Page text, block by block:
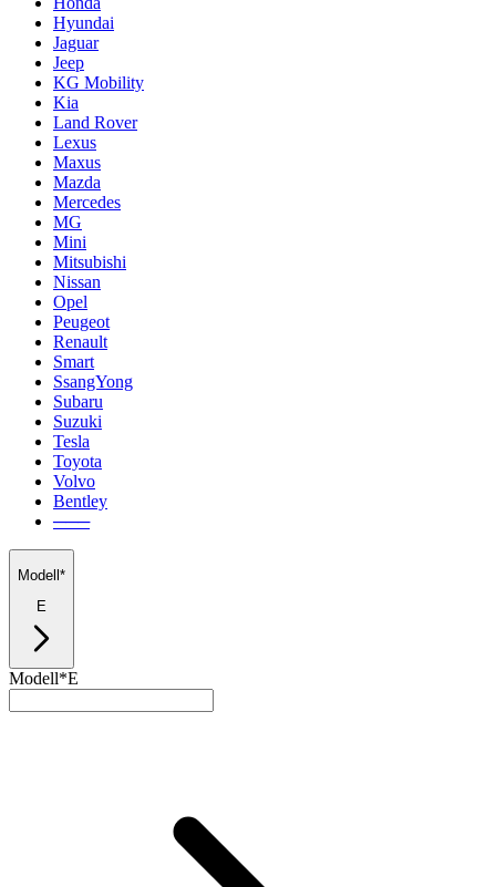
Hyundai
Jaguar
Jeep
KG Mobility
Kia
Land Rover
Lexus
Maxus
Mazda
Mercedes
MG
Mini
Mitsubishi
Nissan
Opel
Peugeot
Renault
Smart
SsangYong
Subaru
Suzuki
Tesla
Toyota
Volvo
Bentley
───
Modell*
E
Modell*E